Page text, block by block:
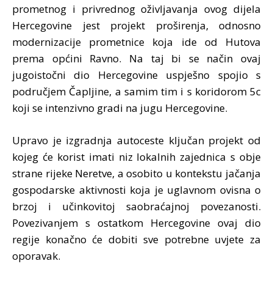
prometnog i privrednog oživljavanja ovog dijela
Hercegovine jest projekt proširenja, odnosno
modernizacije prometnice koja ide od Hutova
prema općini Ravno. Na taj bi se način ovaj
jugoistočni dio Hercegovine uspješno spojio s
područjem Čapljine, a samim tim i s koridorom 5c
koji se intenzivno gradi na jugu Hercegovine.
Upravo je izgradnja autoceste ključan projekt od
kojeg će korist imati niz lokalnih zajednica s obje
strane rijeke Neretve, a osobito u kontekstu jačanja
gospodarske aktivnosti koja je uglavnom ovisna o
brzoj i učinkovitoj saobraćajnoj povezanosti.
Povezivanjem s ostatkom Hercegovine ovaj dio
regije konačno će dobiti sve potrebne uvjete za
oporavak.